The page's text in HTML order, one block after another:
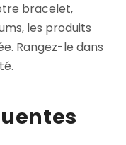
bracelet,
les produits
Rangez-le dans